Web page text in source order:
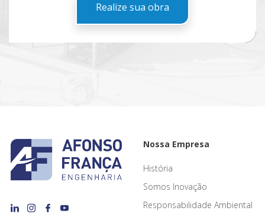
Realize sua obra
Nossa Empresa
História
Somos Inovação
Responsabilidade Ambiental